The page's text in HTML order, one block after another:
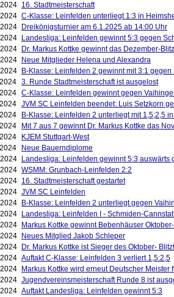
16. Stadtmeisterschaft
C-Klasse: Leinfelden unterliegt 1:3 in
Dreikönigsturnier am 6.1.2025 ab 14:00 Uhr
Landesliga: Leinfelden gewinnt 5:3 gegen
Dr. Markus Kottke gewinnt das Dezember-
Neue Mitglieder Helena und Alexandra
B-Klasse: Leinfelden 2 gewinnt mit 3:1
3. Runde Stadtmeisterschaft ist ausgelost
C-Klasse: Leinfelden gewinnt gegen
JVM SC Leinfelden beendet: Luis Setzkorn
B-Klasse: Leinfelden 2 unterliegt mit 1,5;2,5
Mit 7 aus 7 gewinnt Dr. Markus Kottke das
KJEM Stuttgart-West
Neue Bauerndiplome
Landesliga: Leinfelden gewinnt 5:3 auswärts
WSMM: Grunbach-Leinfelden 2:2
16. Stadtmeisterschaft gestartet
JVM SC Leinfelden
B-Klasse: Leinfelden 2 unterliegt gegen
Landesliga: Leinfelden I - Schmiden-
Markus Kottke gewinnt Bebenhäuser
Neues Mitglied Jakob Schleper
Dr. Markus Kottke ist Sieger des Oktober-
Auftakt C-Klasse: Leinfelden 3 verliert 1,5:2,5
Markus Kottke wird erneut Deutscher Meister
Jugendvereinsmeisterschaft Runde 8 ist
Auftakt Landesliga: Leinfelden gewinnt 5:3